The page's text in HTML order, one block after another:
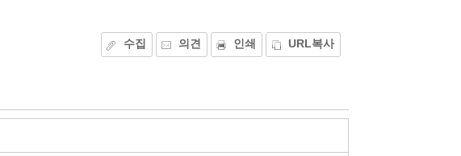
수집 의견 인쇄 URL복사